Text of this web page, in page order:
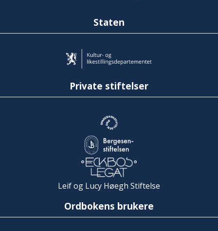
Staten
Private stiftelser
Leif og Lucy Høegh Stiftelse
Ordbokens brukere